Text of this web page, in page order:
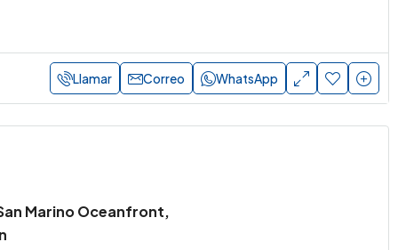
Llamar Correo WhatsApp
Marino Oceanfront,